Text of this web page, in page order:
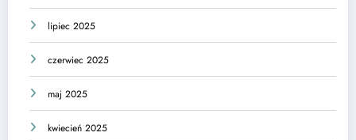
lipiec 2025
czerwiec 2025
maj 2025
kwiecień 2025